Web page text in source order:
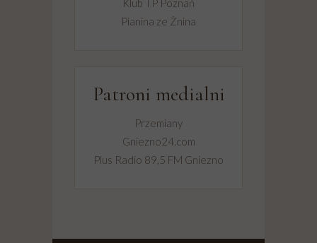
Klub TP Poznań
Pianina ze Żnina
Patroni medialni
Przemiany
Gniezno24.com
Plus Radio 89,5 FM Gniezno